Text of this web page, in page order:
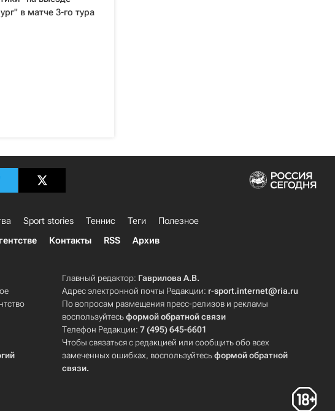
в матче 3-го тура
Sport stories Теннис Теги
Полезное
Контакты RSS Архив
Главный редактор: Гаврилова А.В.
Адрес электронной почты Редакции: r-sport.internet@ria.ru
По вопросам размещения пресс-релизов и рекламы
воспользуйтесьформой обратной связи
Телефон Редакции:7 (495) 645-6601
Чтобы связаться с редакцией или сообщить обо всех
замеченных ошибках, воспользуйтесьформой обратной
связи.